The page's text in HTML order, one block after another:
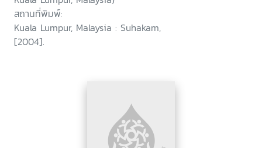
สถานที่พิมพ์:
Kuala Lumpur, Malaysia : Suhakam,
[2004].